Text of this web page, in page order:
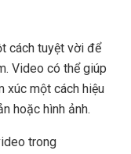
cách tuyệt vời để
Video có thể giúp
xúc một cách hiệu
hoặc hình ảnh.
trong